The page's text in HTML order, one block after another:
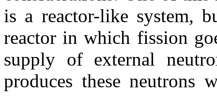
is a reactor-like system,
reactor in which fission
supply of external
produces these